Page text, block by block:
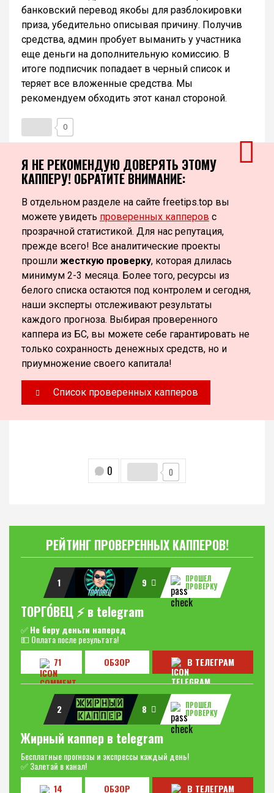
банковский перевод якобы для разблокировки
приза, убедительно описывая причину. Получив
средства, админ пробует выманить у участника
еще деньги на дополнительную комиссию. В
итоге подписчик попадает в черный список и
теряет все вложенные средства. Мы
рекомендуем обходить этот канал стороной.
0
Я НЕ РЕКОМЕНДУЮ ДОВЕРЯТЬ ЭТОМУ
КАППЕРУ! ОБРАТИТЕ ВНИМАНИЕ:
В отдельном разделе на сайте freetips.top вы
можете увидеть проверенных капперов с
прозрачной статистикой. Для нас репутация,
прежде всего! Все аналитические проекты
прошли жесткую проверку, которая длилась
минимум 2-3 месяца. Более того, ресурсы из
белого списка остаются под контролем и сегодня,
наши эксперты отслеживают результаты
каждого прогноза. Выбирая проверенного
каппера из БС, вы можете себе гарантировать не
только сохранность денежных средств, но и
приумножение своего капитала!
Список проверенных капперов
0 0
РЕЙТИНГ ПРОВЕРЕННЫХ КАППЕРОВ!
1 9
ПРОШЕЛ
ПРОВЕРКУ
ТОРГО́ВЕЦ ⚡️ в telegram
✅Не беру деньги наперед
💵 Оплата после результата!
71
ОБЗОР В ТЕЛЕГРАМ
2 8
ПРОШЕЛ
ПРОВЕРКУ
Жирный каппер в telegram
Бесплатные прогнозы и экспрессы каждый день!
✅ Залетай в канал!
14
ОБЗОР В ТЕЛЕГРАМ